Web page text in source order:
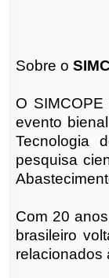
Sobre o
O
evento
Tecnologia
pesquisa
Com 20
brasileiro
relacionados